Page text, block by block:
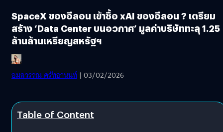
SpaceX ของอีลอน เข้าซื้อ xAI ของอีลอน ? เตรียม
สร้าง ‘Data Center บนอวกาศ’ มูลค่าบริษัททะลุ 1.25
ล้านล้านเหรียญสหรัฐฯ
อมลวรรณ ศรัทธานนท์ | 03/02/2026
Table of Content